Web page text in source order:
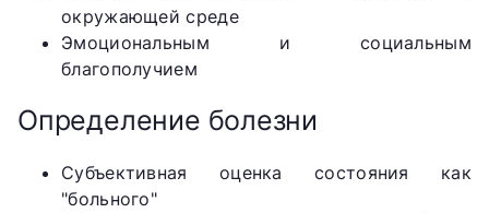
окружающей среде
Эмоциональным и социальным
благополучием
Определение болезни
Субъективная оценка состояния как
"больного"